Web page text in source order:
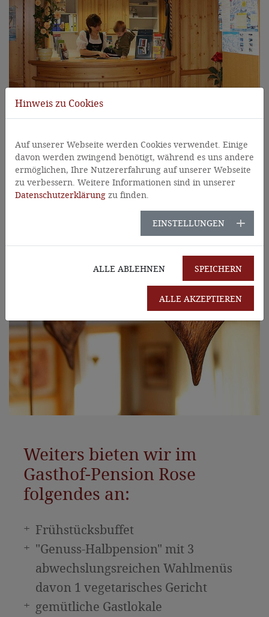
Weiters bieten wir im
Gasthof-Pension Rose
folgendes an:
Frühstücksbuffet
"Genuss-Halbpension" mit 3
abwechslungsreichen Wahlmenüs
davon 1 vegetarisches Gericht
gemütliche Gastlokale
Hinweis zu Cookies
Auf unserer Webseite werden Cookies verwendet. Einige
davon werden zwingend benötigt, während es uns andere
ermöglichen, Ihre Nutzererfahrung auf unserer Webseite
zu verbessern. Weitere Informationen sind in unserer
Datenschutzerklärung zu finden.
EINSTELLUNGEN
ALLE ABLEHNEN SPEICHERN
ALLE AKZEPTIEREN